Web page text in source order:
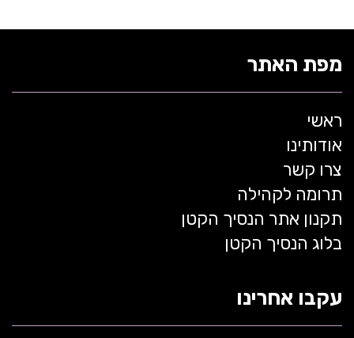
מפת האתר
ראשי
אודותינו
צרו קשר
תרומה לקהילה
תקנון אתר הנסיך הקטן
בלוג הנסיך הקטן
עקבו אחרינו